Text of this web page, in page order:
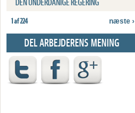
DEN UNDERDANIGE REGERING
1 af 224 næste ›
DEL ARBEJDERENS MENING